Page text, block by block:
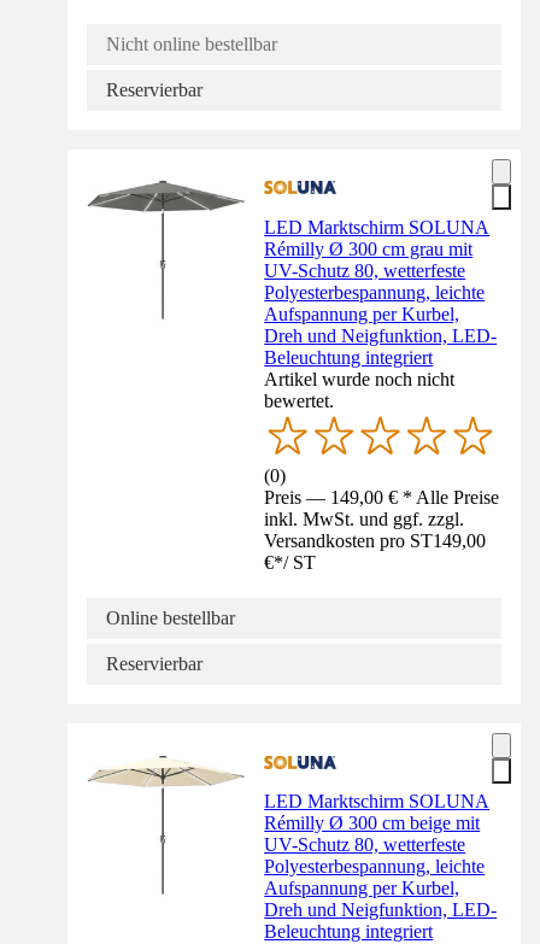
Nicht online bestellbar
Reservierbar
LED Marktschirm SOLUNA
Rémilly Ø 300 cm grau mit
UV-Schutz 80, wetterfeste
Polyesterbespannung, leichte
Aufspannung per Kurbel,
Dreh und Neigfunktion, LED-
Beleuchtung integriert
Artikel wurde noch nicht
bewertet.
(0)
Preis — 149,00 € * Alle Preise
inkl. MwSt. und ggf. zzgl.
Versandkosten pro ST149,00
€*/ ST
Online bestellbar
Reservierbar
LED Marktschirm SOLUNA
Rémilly Ø 300 cm beige mit
UV-Schutz 80, wetterfeste
Polyesterbespannung, leichte
Aufspannung per Kurbel,
Dreh und Neigfunktion, LED-
Beleuchtung integriert